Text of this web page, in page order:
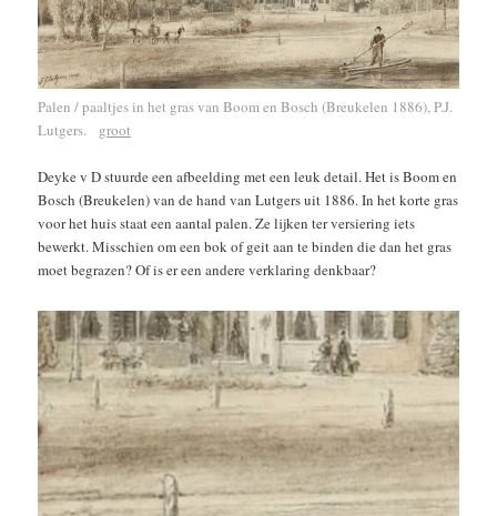
Palen / paaltjes in het gras van Boom en Bosch (Breukelen 1886), P.J.
Lutgers. groot
Deyke v D stuurde een afbeelding met een leuk detail. Het is Boom en
Bosch (Breukelen) van de hand van Lutgers uit 1886. In het korte gras
voor het huis staat een aantal palen. Ze lijken ter versiering iets
bewerkt. Misschien om een bok of geit aan te binden die dan het gras
moet begrazen? Of is er een andere verklaring denkbaar?